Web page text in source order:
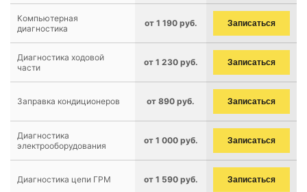
Компьютерная
диагностика
от 1 190 руб. Записаться
Диагностика ходовой
части
от 1 230 руб. Записаться
Заправка кондиционеров от 890 руб. Записаться
Диагностика
электрооборудования
от 1 000 руб. Записаться
Диагностика цепи ГРМ от 1 590 руб. Записаться